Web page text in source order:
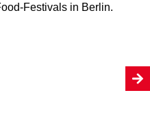
Festivals in Berlin.